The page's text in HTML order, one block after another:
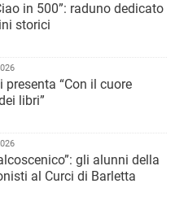
in 500”: raduno dedicato
storici
“Con il cuore
libri”
gli alunni della
al Curci di Barletta